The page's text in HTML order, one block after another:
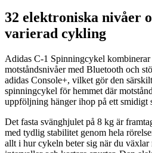
32 elektroniska nivåer
varierad cykling
Adidas C-1 Spinningcykel kombinerar
motståndsnivåer med Bluetooth och
adidas Console+, vilket gör den
spinningcykel för hemmet där
uppföljning hänger ihop på ett smidigt
Det fasta svänghjulet på 8 kg är
med tydlig stabilitet genom hela
allt i hur cykeln beter sig när du växlar